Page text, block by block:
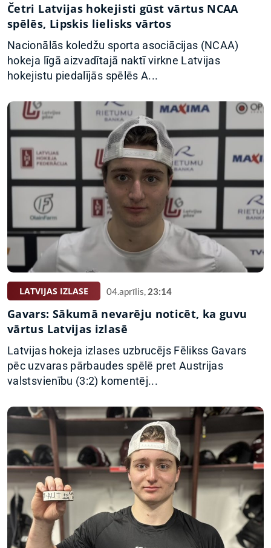
Četri Latvijas hokejisti gūst vārtus NCAA
spēlēs, Lipskis lielisks vārtos
Nacionālās koledžu sporta asociācijas (NCAA)
hokeja līgā aizvadītajā naktī virkne Latvijas
hokejistu piedalījās spēlēs A...
LATVIJAS IZLASE 04.aprīlis, 23:14
Gavars: Sākumā nevarēju noticēt, ka guvu
vārtus Latvijas izlasē
Latvijas hokeja izlases uzbrucējs Fēlikss Gavars
pēc uzvaras pārbaudes spēlē pret Austrijas
valstsvienību (3:2) komentēj...